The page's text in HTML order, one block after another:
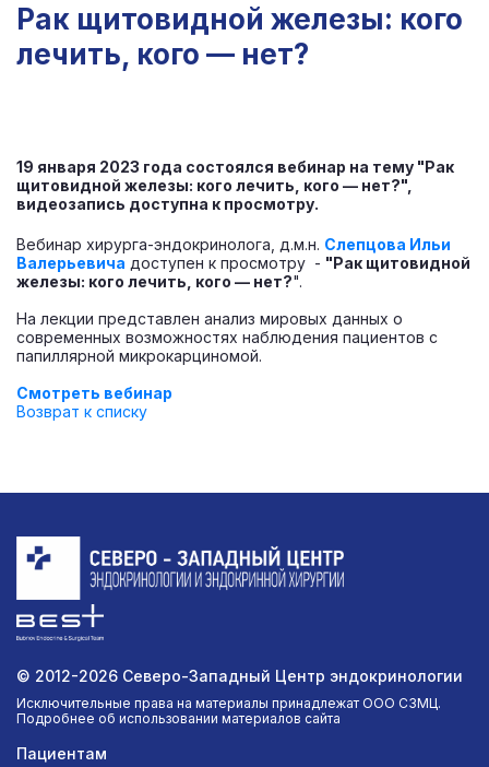
Рак щитовидной железы: кого
лечить, кого — нет?
19 января 2023 года состоялся вебинар на тему "Рак
щитовидной железы: кого лечить, кого — нет?",
видеозапись доступна к просмотру.
Вебинар хирурга-эндокринолога, д.м.н. Слепцова Ильи
Валерьевича доступен к просмотру - "Рак щитовидной
железы: кого лечить, кого — нет?".
На лекции представлен анализ мировых данных о
современных возможностях наблюдения пациентов с
папиллярной микрокарциномой.
Смотреть вебинар
Возврат к списку
© 2012-2026 Северо-Западный Центр эндокринологии
Исключительные права на материалы принадлежат ООО СЗМЦ.
Подробнее об использовании материалов сайта
Пациентам